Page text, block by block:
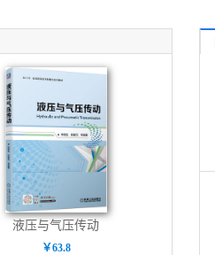
液压与气压传动
￥63.8